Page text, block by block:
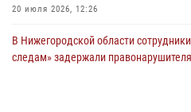
20 июля 2026, 12:26
В Нижегородской области
следам» задержали